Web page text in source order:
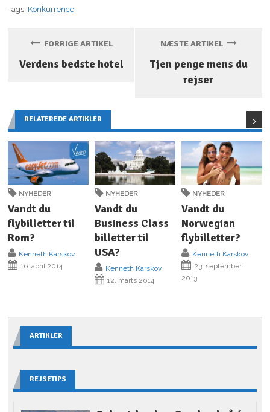
Tags: Konkurrence
FORRIGE ARTIKEL
Verdens bedste hotel
NÆSTE ARTIKEL
Tjen penge mens du
rejser
RELATEREDE ARTIKLER
NYHEDER
Vandt du
flybilletter til
Rom?
Kenneth Karskov
16. april 2014
NYHEDER
Vandt du
Business Class
billetter til
USA?
Kenneth Karskov
12. marts 2014
NYHEDER
Vandt du
Norwegian
flybilletter?
Kenneth Karskov
23. september
2013
ARTIKLER
REJSETIPS